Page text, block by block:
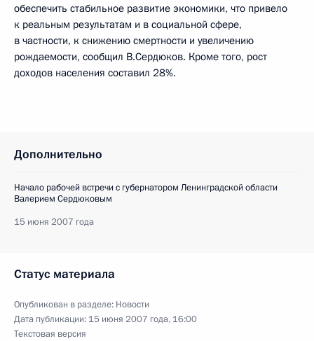
обеспечить стабильное развитие экономики, что привело
к реальным результатам и в социальной сфере,
в частности, к снижению смертности и увеличению
рождаемости, сообщил В.Сердюков. Кроме того, рост
доходов населения составил 28%.
Дополнительно
Начало рабочей встречи с губернатором Ленинградской области
Валерием Сердюковым
15 июня 2007 года
Статус материала
Опубликован в разделе: Новости
Дата публикации: 15 июня 2007 года, 16:00
Текстовая версия